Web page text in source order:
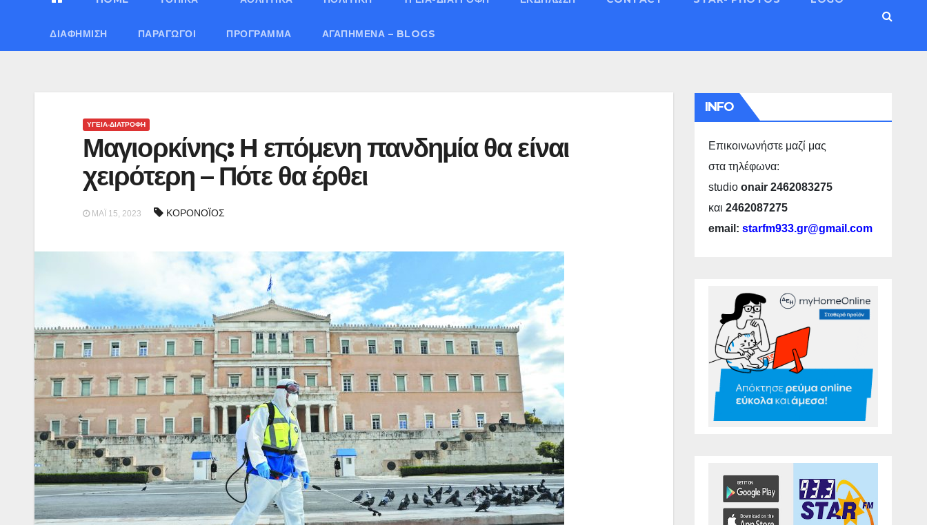
ΔΙΑΦΉΜΙΣΗ ΠΑΡΑΓΩΓΟΊ ΠΡΌΓΡΑΜΜΑ ΑΓΑΠΗΜΈΝΑ – BLOGS
ΥΓΕΙΑ-ΔΙΑΤΡΟΦΗ
Μαγιορκίνης: Η επόμενη πανδημία θα είναι
χειρότερη – Πότε θα έρθει
ΜΆΙ 15, 2023 ΚΟΡΟΝΟΪΟΣ
INFO
Επικοινωνήστε μαζί μας
στα τηλέφωνα:
studio onair 2462083275
και 2462087275
email: starfm933.gr@gmail.com